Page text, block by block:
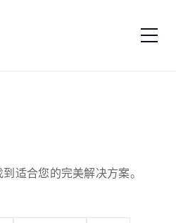
适合您的完美解决方案。